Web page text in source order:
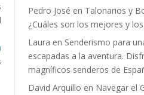
Pedro José en Talonarios y
¿Cuáles son los mejores y
Laura en Senderismo para
escapadas a la aventura.
magníficos senderos de
David Arquillo en Navegar el